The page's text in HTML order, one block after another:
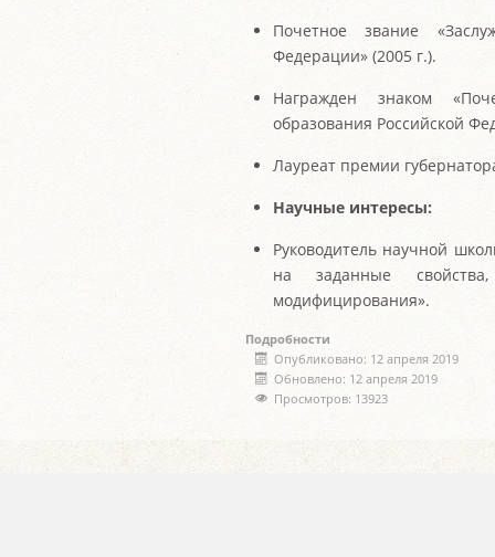
Почетное звание
Федерации» (2005 г.).
Награжден знаком
образования Российской
Лауреат премии
Научные интересы:
Руководитель научной
на заданные
модифицирования».
Подробности
Опубликовано: 12 апреля 2019
Обновлено: 12 апреля 2019
Просмотров: 13923